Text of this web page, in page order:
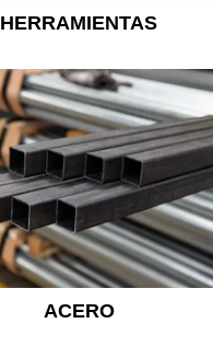
HERRAMIENTAS
ACERO